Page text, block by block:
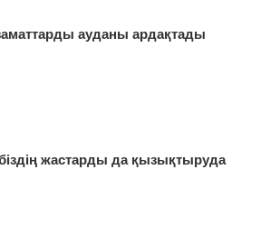
ауданы ардақтады
жастарды да қызықтыруда